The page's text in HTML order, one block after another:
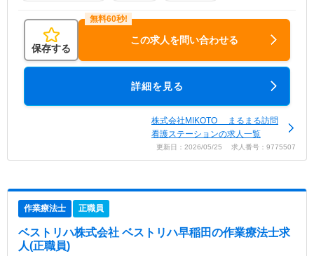
保存する
この求人を問い合わせる
詳細を見る
株式会社MIKOTO まるまる訪問
看護ステーションの求人一覧
更新日：2026/05/25 求人番号：9775507
作業療法士 正職員
ベストリハ株式会社 ベストリハ早稲田の作業療法士求
人(正職員)